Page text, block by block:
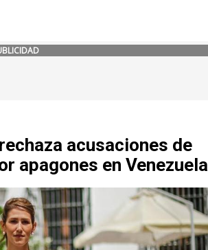
acusaciones de
apagones en Venezuela